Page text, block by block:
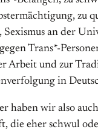
zu
Sexismus an der
Trans*-
Arbeit und zur
in
haben wir also
die eher schwul